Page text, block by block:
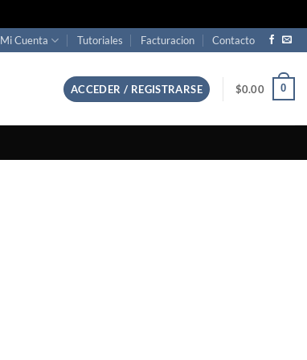
Mi Cuenta Tutoriales Facturacion Contacto
ACCEDER / REGISTRARSE $0.00 0